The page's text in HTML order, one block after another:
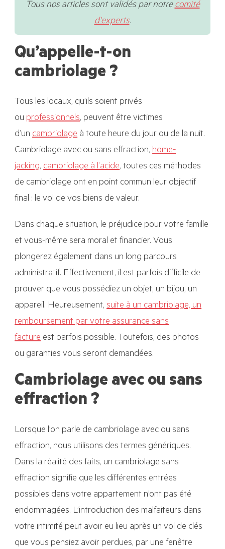
Tous nos articles sont validés par notrecomité
d'experts.
Qu’appelle-t-on
cambriolage ?
Tous les locaux, qu’ils soient privés
ou professionnels, peuvent être victimes
d’un cambriolage à toute heure du jour ou de la nuit.
Cambriolage avec ou sans effraction, home-
jacking, cambriolage à l’acide, toutes ces méthodes
de cambriolage ont en point commun leur objectif
final : le vol de vos biens de valeur.
Dans chaque situation, le préjudice pour votre famille
et vous-même sera moral et financier. Vous
plongerez également dans un long parcours
administratif. Effectivement, il est parfois difficile de
prouver que vous possédiez un objet, un bijou, un
appareil. Heureusement, suite à un cambriolage, un
remboursement par votre assurance sans
facture est parfois possible. Toutefois, des photos
ou garanties vous seront demandées.
Cambriolage avec ou sans
effraction ?
Lorsque l’on parle de cambriolage avec ou sans
effraction, nous utilisons des termes génériques.
Dans la réalité des faits, un cambriolage sans
effraction signifie que les différentes entrées
possibles dans votre appartement n’ont pas été
endommagées. L’introduction des malfaiteurs dans
votre intimité peut avoir eu lieu après un vol de clés
que vous pensiez avoir perdues, par une fenêtre